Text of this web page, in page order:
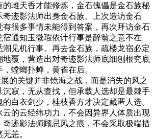
的雌天香才能修炼，金石傀儡是金石族秘
奇迹影法师出身金石族。上次造访金石
有很多事情未能得到答案，再次拜访金石
通知玉微瑕依计行事是醉翁之意不在
见机行事。再去金石族，疏楼龙宿必定
地覆，营造出对奇迹影法师底细刨根究底
螳螂扑蝉，黄雀在后。
关键并非镜海之战，而是消失的风之
沉寂，无从查找，但承载人选却是最棘手
白衣剑少，桂枝香方才决定藏匿人选。
云的云经纬功力，不会因异界人体质出现
奇迹影法师顾忌风之痕，不会采取极端措
恙。